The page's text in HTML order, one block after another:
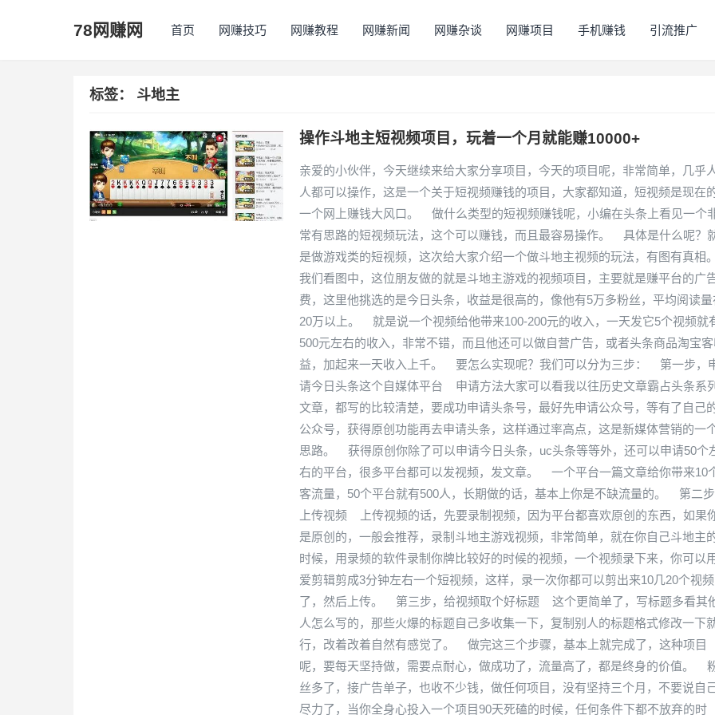
78网赚网 首页 网赚技巧 网赚教程 网赚新闻 网赚杂谈 网赚项目 手机赚钱 引流推广
标签： 斗地主
操作斗地主短视频项目，玩着一个月就能赚10000+
亲爱的小伙伴，今天继续来给大家分享项目，今天的项目呢，非常简单，几乎
人都可以操作，这是一个关于短视频赚钱的项目，大家都知道，短视频是现在
一个网上赚钱大风口。 做什么类型的短视频赚钱呢，小编在头条上看见一个
常有思路的短视频玩法，这个可以赚钱，而且最容易操作。 具体是什么呢？
是做游戏类的短视频，这次给大家介绍一个做斗地主视频的玩法，有图有真
我们看图中，这位朋友做的就是斗地主游戏的视频项目，主要就是赚平台的广
费，这里他挑选的是今日头条，收益是很高的，像他有5万多粉丝，平均阅读量
20万以上。 就是说一个视频给他带来100-200元的收入，一天发它5个视频就
500元左右的收入，非常不错，而且他还可以做自营广告，或者头条商品淘宝
益，加起来一天收入上千。 要怎么实现呢？我们可以分为三步： 第一步，
请今日头条这个自媒体平台 申请方法大家可以看我以往历史文章霸占头条系
文章，都写的比较清楚，要成功申请头条号，最好先申请公众号，等有了自己
公众号，获得原创功能再去申请头条，这样通过率高点，这是新媒体营销的一
思路。 获得原创你除了可以申请今日头条，uc头条等等外，还可以申请50个
右的平台，很多平台都可以发视频，发文章。 一个平台一篇文章给你带来10
客流量，50个平台就有500人，长期做的话，基本上你是不缺流量的。 第二
上传视频 上传视频的话，先要录制视频，因为平台都喜欢原创的东西，如果
是原创的，一般会推荐，录制斗地主游戏视频，非常简单，就在你自己斗地主
时候，用录频的软件录制你牌比较好的时候的视频，一个视频录下来，你可以
爱剪辑剪成3分钟左右一个短视频，这样，录一次你都可以剪出来10几20个视频
了，然后上传。 第三步，给视频取个好标题 这个更简单了，写标题多看其
人怎么写的，那些火爆的标题自己多收集一下，复制别人的标题格式修改一下
行，改着改着自然有感觉了。 做完这三个步骤，基本上就完成了，这种项目
呢，要每天坚持做，需要点耐心，做成功了，流量高了，都是终身的价值。
丝多了，接广告单子，也收不少钱，做任何项目，没有坚持三个月，不要说自
尽力了，当你全身心投入一个项目90天死磕的时候，任何条件下都不放弃的时